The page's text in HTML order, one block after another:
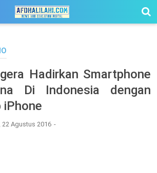
Hadirkan Smartphone
Di Indonesia dengan
iPhone
22 Agustus 2016